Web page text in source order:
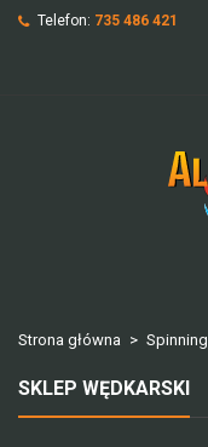
Telefon: 735 486 421
Strona główna Spinning
SKLEP WĘDKARSKI